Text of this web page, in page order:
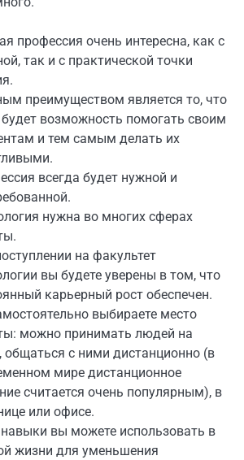
профессия очень интересна, как с
так и с практической точки
преимуществом является то, что
будет возможность помогать своим
и тем самым делать их
всегда будет нужной и
нужна во многих сферах
на факультет
вы будете уверены в том, что
карьерный рост обеспечен.
выбираете место
можно принимать людей на
общаться с ними дистанционно (в
мире дистанционное
считается очень популярным), в
или офисе.
вы можете использовать в
жизни для уменьшения